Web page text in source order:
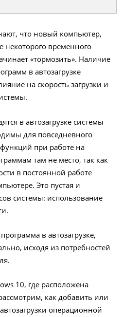
что новый компьютер,
некоторого временного
«тормозить». Наличие
в автозагрузке
на скорость загрузки и
в автозагрузке системы
для повседневного
при работе на
там не место, так как
в постоянной работе
Это пустая и
системы: использование
в автозагрузке,
исходя из потребностей
10, где расположена
как добавить или
операционной